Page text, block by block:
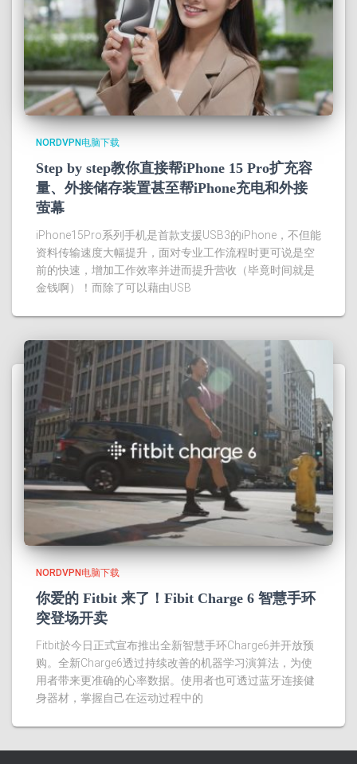
NORDVPN电脑下载
Step by step教你直接帮iPhone 15 Pro扩充容
量、外接储存装置甚至帮iPhone充电和外接
萤幕
iPhone15Pro系列手机是首款支援USB3的iPhone，不但能
资料传输速度大幅提升，面对专业工作流程时更可说是空
前的快速，增加工作效率并进而提升营收（毕竟时间就是
金钱啊）！而除了可以藉由USB
NORDVPN电脑下载
你爱的 Fitbit 来了！Fibit Charge 6 智慧手环
突登场开卖
Fitbit於今日正式宣布推出全新智慧手环Charge6并开放预
购。全新Charge6透过持续改善的机器学习演算法，为使
用者带来更准确的心率数据。使用者也可透过蓝牙连接健
身器材，掌握自己在运动过程中的